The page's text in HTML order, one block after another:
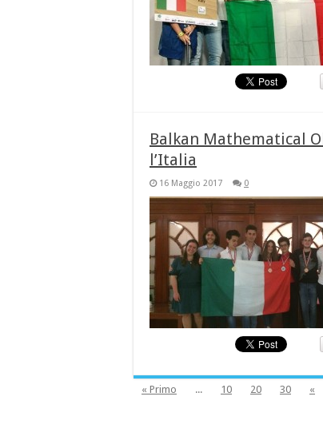
Balkan Mathematical
l’Italia
16 Maggio 2017 0
« Primo ... 10 20 30 «